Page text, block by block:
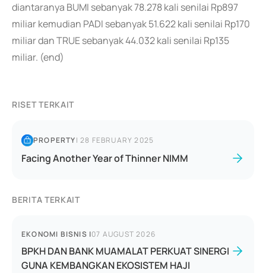
diantaranya BUMI sebanyak 78.278 kali senilai Rp897
miliar kemudian PADI sebanyak 51.622 kali senilai Rp170
miliar dan TRUE sebanyak 44.032 kali senilai Rp135
miliar. (end)
RISET TERKAIT
PROPERTY|28 FEBRUARY 2025
Facing Another Year of Thinner NIMM
BERITA TERKAIT
EKONOMI BISNIS |07 AUGUST 2026
BPKH DAN BANK MUAMALAT PERKUAT SINERGI
GUNA KEMBANGKAN EKOSISTEM HAJI